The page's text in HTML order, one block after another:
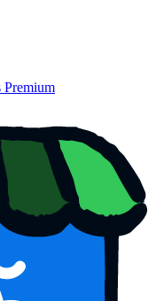
Premium